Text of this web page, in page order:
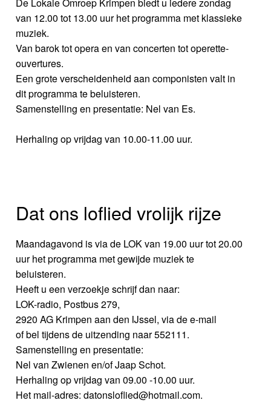
van 12.00 tot 13.00 uur het programma met klassieke
muziek.
Van barok tot opera en van concerten tot operette-
ouvertures.
Een grote verscheidenheid aan componisten valt in
dit programma te beluisteren.
Samenstelling en presentatie: Nel van Es.
Herhaling op vrijdag van 10.00-11.00 uur.
Dat ons loflied vrolijk rijze
Maandagavond is via de LOK van 19.00 uur tot 20.00
uur het programma met gewijde muziek te
beluisteren.
Heeft u een verzoekje schrijf dan naar:
LOK-radio, Postbus 279,
2920 AG Krimpen aan den IJssel, via de e-mail
of bel tijdens de uitzending naar 552111.
Samenstelling en presentatie:
Nel van Zwienen en/of Jaap Schot.
Herhaling op vrijdag van 09.00 -10.00 uur.
Het mail-adres: datonsloflied@hotmail.com.